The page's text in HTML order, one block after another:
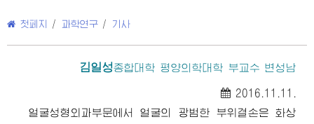
첫페지 / 과학연구 / 기사
김일성종합대학 평양의학대학 부교수 변성남
2016.11.11.
얼굴성형외과부문에서 얼굴의 광범한 부위결손은 화상